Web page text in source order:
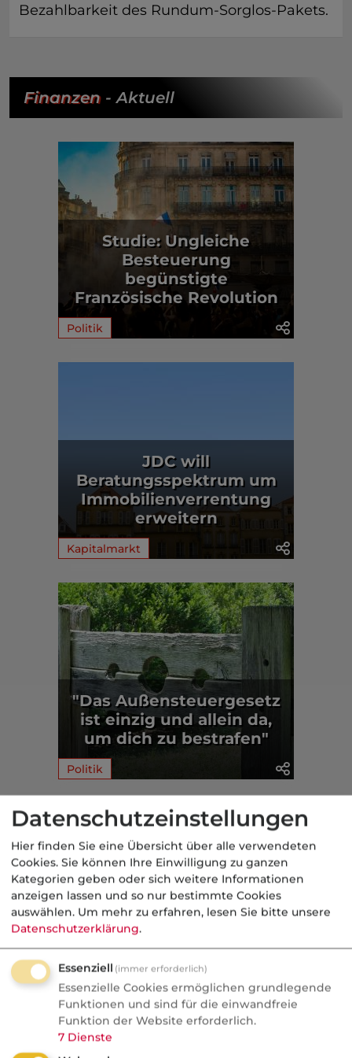
Bezahlbarkeit des Rundum-Sorglos-Pakets.
Finanzen- Aktuell
Studie: Ungleiche
Besteuerung
begünstigte
Französische Revolution
Politik
JDC will
Beratungsspektrum um
Immobilienverrentung
erweitern
Kapitalmarkt
"Das Außensteuergesetz
ist einzig und allein da,
um dich zu bestrafen"
Politik
Aus der dvb-Redaktion
Makler
Nachrichten
Check24 gibt eigene
Baufinanzierungsvermittlung
auf
Deutschlands größtes Vergleichsportal
streicht ein komplettes Geschäftsfeld.
Check24 vermittelt Baufinanzierungen
Datenschutzeinstellungen
Hier finden Sie eine Übersicht über alle verwendeten
Cookies. Sie können Ihre Einwilligung zu ganzen
Kategorien geben oder sich weitere Informationen
anzeigen lassen und so nur bestimmte Cookies
auswählen. Um mehr zu erfahren, lesen Sie bitte unsere
Datenschutzerklärung.
Essenziell (immer erforderlich)
Essenzielle Cookies ermöglichen grundlegende
Funktionen und sind für die einwandfreie
Funktion der Website erforderlich.
7 Dienste